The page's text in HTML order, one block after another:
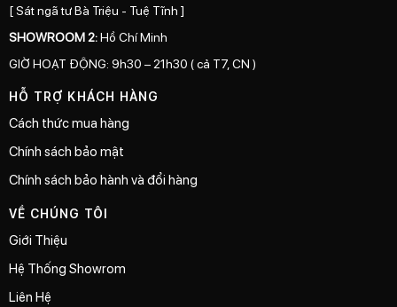
[ Sát ngã tư Bà Triệu - Tuệ Tĩnh ]
SHOWROOM 2:Hồ Chí Minh
GIỜ HOẠT ĐỘNG: 9h30 – 21h30 ( cả T7, CN )
HỖ TRỢ KHÁCH HÀNG
Cách thức mua hàng
Chính sách bảo mật
Chính sách bảo hành và đổi hàng
VỀ CHÚNG TÔI
Giới Thiệu
Hệ Thống Showrom
Liên Hệ